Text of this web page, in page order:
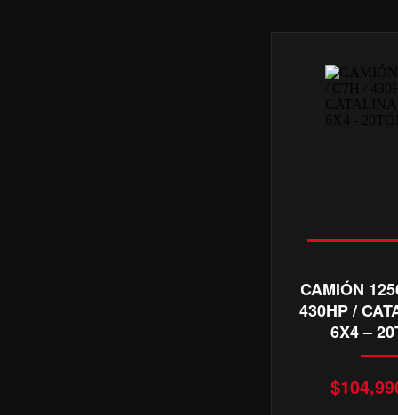
CAMIÓN
430HP /
6X4 –
$